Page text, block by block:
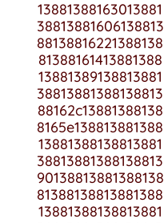
13881388163013881
38813881606138813
88138816221388138
81388161413881388
13881389138813881
38813881388138813
88162c13881388138
8165e138813881388
13881388138813881
38813881388138813
90138813881388138
81388138813881388
13881388138813881